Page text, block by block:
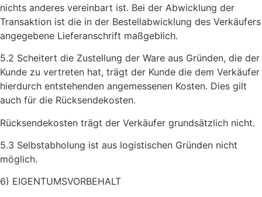
nichts anderes vereinbart ist. Bei der Abwicklung der
Transaktion ist die in der Bestellabwicklung des Verkäufers
angegebene Lieferanschrift maßgeblich.
5.2 Scheitert die Zustellung der Ware aus Gründen, die der
Kunde zu vertreten hat, trägt der Kunde die dem Verkäufer
hierdurch entstehenden angemessenen Kosten. Dies gilt
auch für die Rücksendekosten.
Rücksendekosten trägt der Verkäufer grundsätzlich nicht.
5.3 Selbstabholung ist aus logistischen Gründen nicht
möglich.
6) EIGENTUMSVORBEHALT